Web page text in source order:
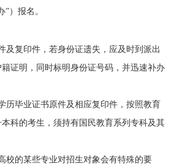
）报名。
及复印件，若身份证遗失，应及时到派出
证明，同时标明身份证号码，并迅速补办
历毕业证书原件及相应复印件，按照教育
科的考生，须持有国民教育系列专科及其
校的某些专业对招生对象会有特殊的要